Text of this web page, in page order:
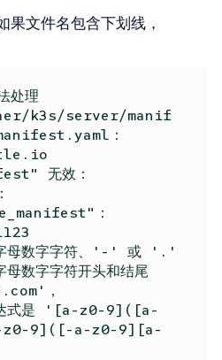
果文件名包含下划线，
处理
k3s/server/manif
：
无效：
：
字母数字字符、'-' 或 '.'
母数字字符开头和结尾
，
达式是 '[a-z0-9]( [a-
9]([-a-z0-9] [a-